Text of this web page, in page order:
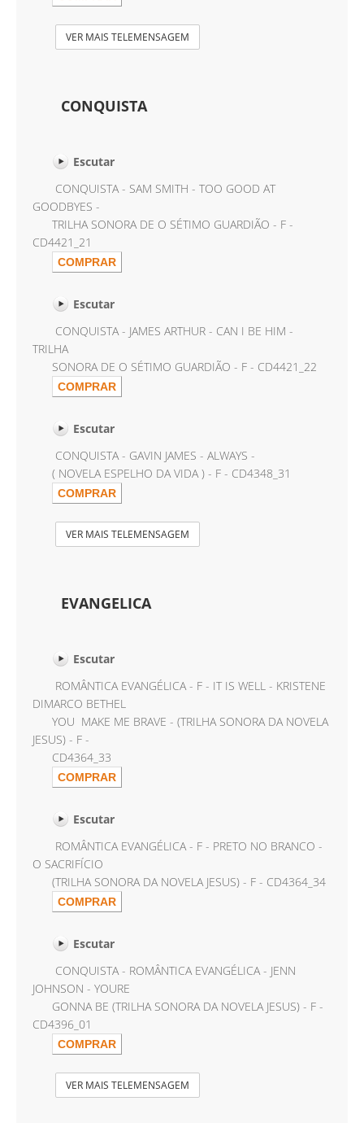
VER MAIS TELEMENSAGEM
CONQUISTA
Escutar
CONQUISTA - SAM SMITH - TOO GOOD AT
GOODBYES -
TRILHA SONORA DE O SÉTIMO GUARDIÃO - F -
CD4421_21
Escutar
CONQUISTA - JAMES ARTHUR - CAN I BE HIM -
TRILHA
SONORA DE O SÉTIMO GUARDIÃO - F - CD4421_22
Escutar
CONQUISTA - GAVIN JAMES - ALWAYS -
( NOVELA ESPELHO DA VIDA ) - F - CD4348_31
VER MAIS TELEMENSAGEM
EVANGELICA
Escutar
ROMÂNTICA EVANGÉLICA - F - IT IS WELL - KRISTENE
DIMARCO BETHEL
YOU MAKE ME BRAVE - (TRILHA SONORA DA NOVELA
JESUS) - F -
CD4364_33
Escutar
ROMÂNTICA EVANGÉLICA - F - PRETO NO BRANCO -
O SACRIFÍCIO
(TRILHA SONORA DA NOVELA JESUS) - F - CD4364_34
Escutar
CONQUISTA - ROMÂNTICA EVANGÉLICA - JENN
JOHNSON - YOURE
GONNA BE (TRILHA SONORA DA NOVELA JESUS) - F -
CD4396_01
VER MAIS TELEMENSAGEM